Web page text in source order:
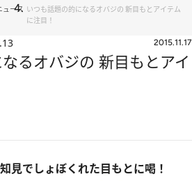
ュース いつも話題の的になるオバジの 新目もとアイテム
に注目！
2015.11.17
るオバジの 新目もとアイ
見でしょぼくれた目もとに喝！